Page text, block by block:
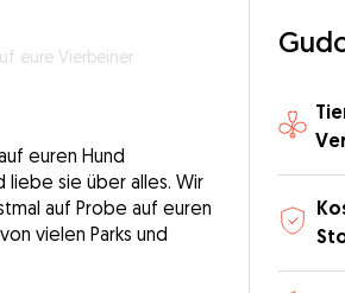
eure Vierbeiner
euren Hund
liebe sie über alles. Wir
auf Probe auf euren
vielen Parks und